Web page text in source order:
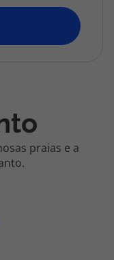
praias e a